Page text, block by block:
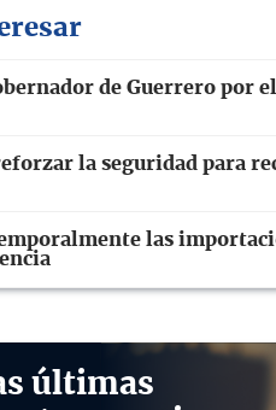
de Guerrero por
la seguridad para
las
últimas